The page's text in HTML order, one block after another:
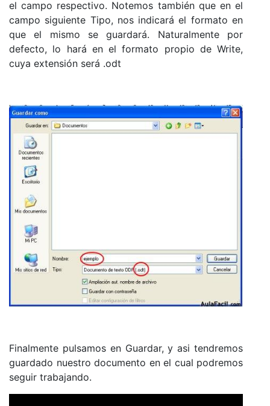
el campo respectivo. Notemos también que en el
campo siguiente Tipo, nos indicará el formato en
que el mismo se guardará. Naturalmente por
defecto, lo hará en el formato propio de Write,
cuya extensión será .odt
Finalmente pulsamos en Guardar, y asi tendremos
guardado nuestro documento en el cual podremos
seguir trabajando.